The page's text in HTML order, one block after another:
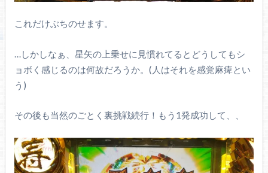
これだけぶちのせます。
…しかしなぁ、星矢の上乗せに見慣れてるとどうしてもシ
ョボく感じるのは何故だろうか。(人はそれを感覚麻痺とい
う)
その後も当然のごとく裏挑戦続行！もう1発成功して、、